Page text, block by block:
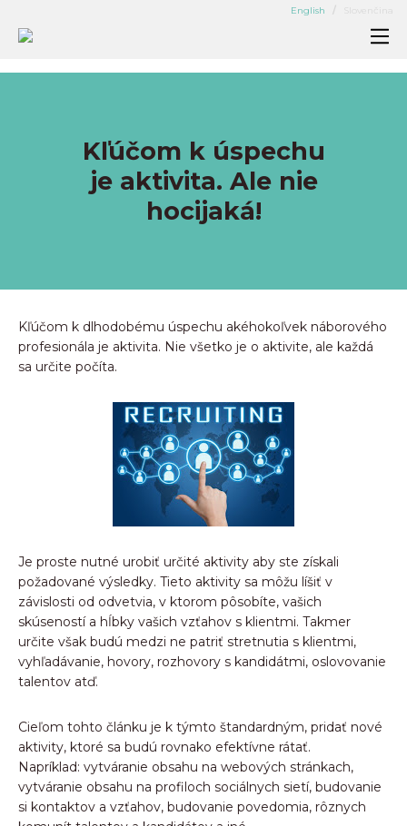
Ako pracujeme
Kontakt
English
Kľúčom k úspechu
je aktivita. Ale nie
hocijaká!
Kľúčom k dlhodobému úspechu akéhokoľvek náborového
profesionála je aktivita. Nie všetko je o aktivite, ale každá
sa určite počíta.
Je proste nutné urobiť určité aktivity aby ste získali
požadované výsledky. Tieto aktivity sa môžu líšiť v
závislosti od odvetvia, v ktorom pôsobíte, vašich
skúseností a hĺbky vašich vzťahov s klientmi. Takmer
určite však budú medzi ne patriť stretnutia s klientmi,
vyhľadávanie, hovory, rozhovory s kandidátmi, oslovovanie
talentov atď.
Cieľom tohto článku je k týmto štandardným, pridať nové
aktivity, ktoré sa budú rovnako efektívne rátať.
Napríklad: vytváranie obsahu na webových stránkach,
vytváranie obsahu na profiloch sociálnych sietí, budovanie
si kontaktov a vzťahov, budovanie povedomia, rôznych